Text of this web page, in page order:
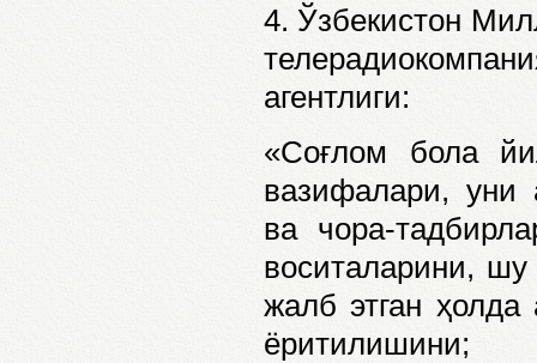
4. Ўзбекистон
агентлиги:
«Соғлом бола
вазифалари, уни
ва чора-
воситаларини, шу
жалб этган
ёритилишини;